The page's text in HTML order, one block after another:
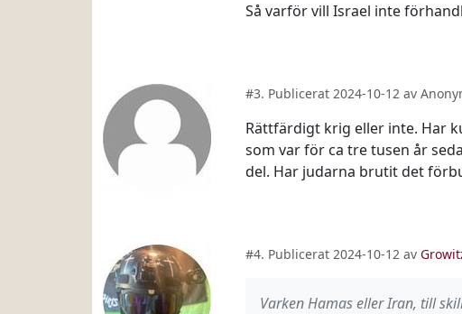
Så varför vill Israel inte
#3. Publicerat 2024-10-12 av
Rättfärdigt krig eller inte. Har
som var för ca tre tusen år
del. Har judarna brutit det
#4. Publicerat 2024-10-12 av
Varken Hamas eller Iran, till